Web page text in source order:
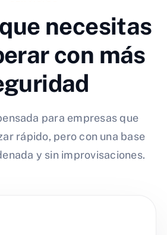
necesitas
con más
para empresas que
rápido, pero con una base
y sin improvisaciones.